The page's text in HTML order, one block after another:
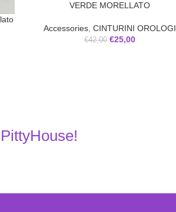
VERDE MORELLATO
Accessories,CINTURINI OROLOGI
€42,00 €25,00
PittyHouse!